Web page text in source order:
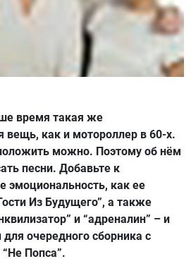
время такая же
вещь, как и мотороллер в 60-х.
можно. Поэтому об нём
песни. Добавьте к
эмоциональность, как ее
Из Будущего”, а также
и “адреналин” – и
очередного сборника с
Попса”.